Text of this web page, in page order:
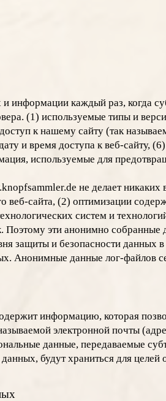
каждый раз, когда
(1) используемые типы и
к нашему сайту (так
и время доступа к веб-сайту,
используемые для
не делает никаких
сайта, (2) оптимизации
систем и
эти анонимно
защиты и безопасности
Анонимные данные лог-файлов
информацию, которая
электронной почты
данные, передаваемые
будут храниться для